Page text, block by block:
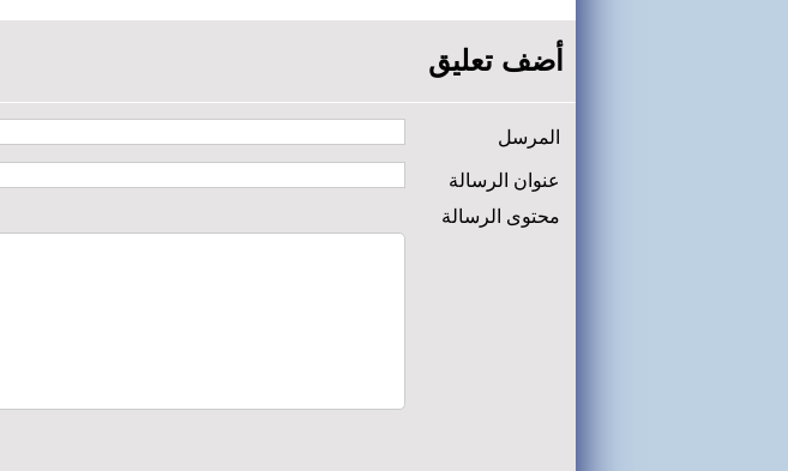
أضف تعليق
المرسل
عنوان الرسالة
محتوى الرسالة